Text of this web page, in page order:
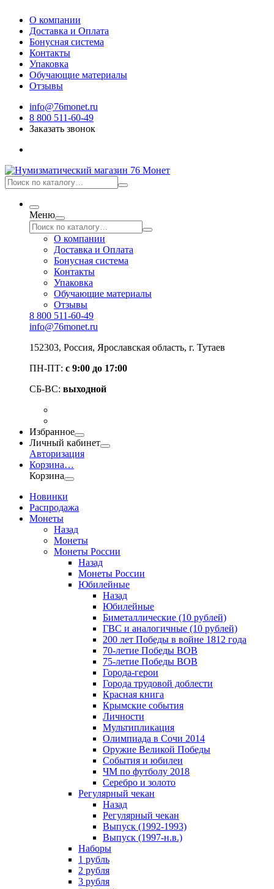
О компании
Доставка и Оплата
Бонусная система
Контакты
Упаковка
Обучающие материалы
Отзывы
info@76monet.ru
8 800 511-60-49
Заказать звонок
Меню
О компании
Доставка и Оплата
Бонусная система
Контакты
Упаковка
Обучающие материалы
Отзывы
8 800 511-60-49
info@76monet.ru
152303, Россия, Ярославская область, г. Тутаев
ПН-ПТ: с 9:00 до 17:00
СБ-ВС: выходной
Избранное
Личный кабинет
Авторизация
Корзина…
Корзина
Новинки
Распродажа
Монеты
Назад
Монеты
Монеты России
Назад
Монеты России
Юбилейные
Назад
Юбилейные
Биметаллические (10 рублей)
ГВС и аналогичные (10 рублей)
200 лет Победы в войне 1812 года
70-летие Победы ВОВ
75-летие Победы ВОВ
Города-герои
Города трудовой доблести
Красная книга
Крымские события
Личности
Мультипликация
Олимпиада в Сочи 2014
Оружие Великой Победы
События и юбилеи
ЧМ по футболу 2018
Серебро и золото
Регулярный чекан
Назад
Регулярный чекан
Выпуск (1992-1993)
Выпуск (1997-н.в.)
Наборы
1 рубль
2 рубля
3 рубля